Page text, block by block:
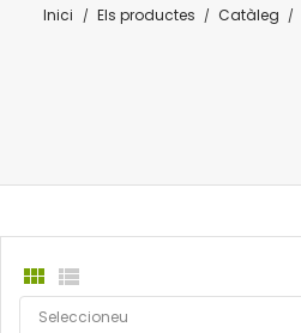
Inici Els productes Catàleg
 
Seleccioneu